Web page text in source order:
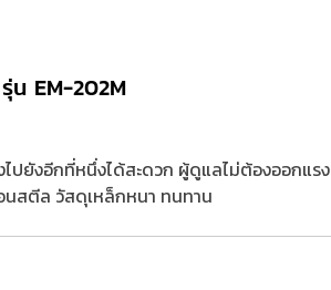
น EM-202M
ปยังอีกที่หนึ่งได้สะดวก ผู้ดูแลไม่ต้องออกแร
นสตีล วัสดุเหล็กหนา ทนทาน